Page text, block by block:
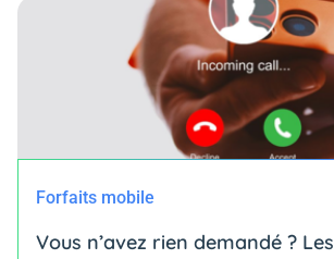
Forfaits mobile
Vous n’avez rien demandé ? Les